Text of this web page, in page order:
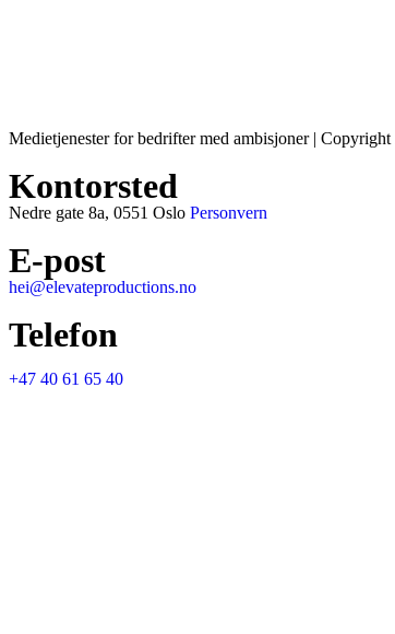
Medietjenester for bedrifter med ambisjoner | Copyright
Kontorsted
Nedre gate 8a, 0551 Oslo Personvern
E-post
hei@elevateproductions.no
Telefon
+47 40 61 65 40